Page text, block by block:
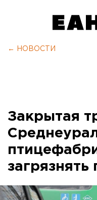
← НОВОСТИ
Закрытая
загрязнять